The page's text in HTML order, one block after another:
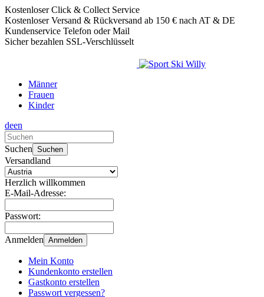
Kostenloser Click & Collect Service
Kostenloser Versand & Rückversand ab 150 € nach AT & DE
Kundenservice Telefon oder Mail
Sicher bezahlen SSL-Verschlüsselt
Männer
Frauen
Kinder
deen
die
nach
oben
unten,
um
das
Suchen Suchen
Versandland
Herzlich willkommen
E-Mail-Adresse:
Passwort:
Anmelden Anmelden
Mein Konto
Kundenkonto erstellen
Gastkonto erstellen
Passwort vergessen?